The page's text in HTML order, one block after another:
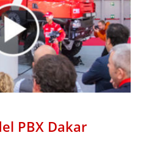
PBX Dakar